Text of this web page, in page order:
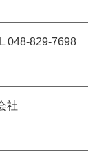
048-829-7698
社